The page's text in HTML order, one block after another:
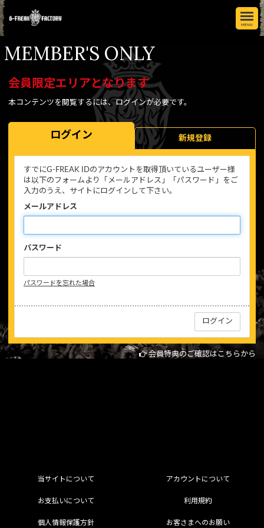
MENU
MEMBER'S ONLY
会員限定エリアとなります
本コンテンツを閲覧するには、ログインが必要です。
ログイン 新規登録
すでにG-FREAK IDのアカウントを取得頂いているユーザー様
は以下のフォームより「メールアドレス」「パスワード」をご
入力のうえ、サイトにログインして下さい。
メールアドレス
パスワード
パスワードを忘れた場合
会員特典のご確認はこちらから
当サイトについて アカウントについて
お支払いについて 利用規約
個人情報保護方針 お客さまへのお願い